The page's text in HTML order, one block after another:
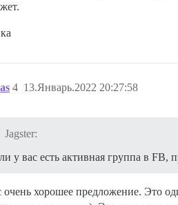
13.Январь.2022 20:27:58
4
Jagster:
у вас есть активная группа в FB,
очень хорошее предложение. Это